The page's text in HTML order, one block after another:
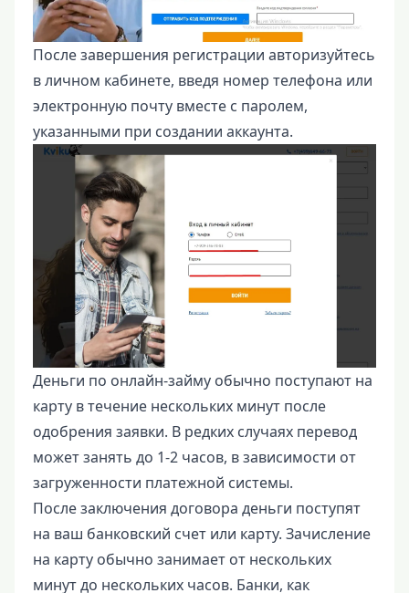
После завершения регистрации авторизуйтесь
в личном кабинете, введя номер телефона или
электронную почту вместе с паролем,
указанными при создании аккаунта.
Деньги по онлайн-займу обычно поступают на
карту в течение нескольких минут после
одобрения заявки. В редких случаях перевод
может занять до 1-2 часов, в зависимости от
загруженности платежной системы.
После заключения договора деньги поступят
на ваш банковский счет или карту. Зачисление
на карту обычно занимает от нескольких
минут до нескольких часов. Банки, как